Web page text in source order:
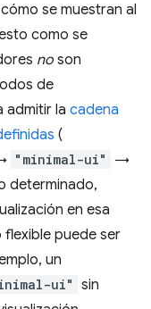
se muestran al
como se
no son
de
admitir la cadena
(
"minimal-ui" →
determinado,
en esa
puede ser
un
ui" sin